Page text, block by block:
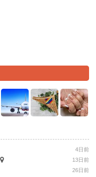
4日前
13日前
26日前